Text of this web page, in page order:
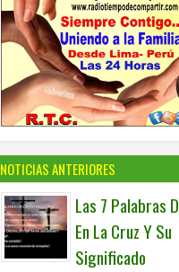
NOTICIAS ANTERIORES
Las 7 Palabras
En La Cruz Y Su
Significado